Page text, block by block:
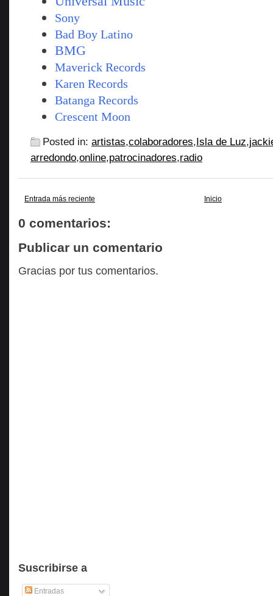
Sony
Bad Boy Latino
BMG
Maverick Records
Karen Records
Batanga Records
Crescent Moon
Posted in: artistas,colaboradores,Isla de Luz,
arredondo,online,patrocinadores,radio
Entrada más reciente Inicio
0 comentarios:
Publicar un comentario
Gracias por tus comentarios.
Suscribirse a
Entradas